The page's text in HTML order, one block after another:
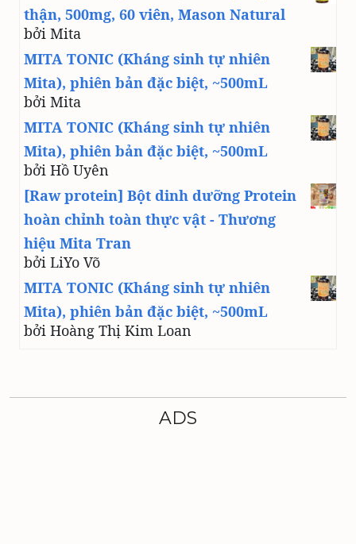
thận, 500mg, 60 viên, Mason Natural
bởi Mita
MITA TONIC (Kháng sinh tự nhiên
Mita), phiên bản đặc biệt, ~500mL
bởi Mita
MITA TONIC (Kháng sinh tự nhiên
Mita), phiên bản đặc biệt, ~500mL
bởi Hồ Uyên
[Raw protein] Bột dinh dưỡng Protein
hoàn chỉnh toàn thực vật - Thương
hiệu Mita Tran
bởi LiYo Võ
MITA TONIC (Kháng sinh tự nhiên
Mita), phiên bản đặc biệt, ~500mL
bởi Hoàng Thị Kim Loan
ADS